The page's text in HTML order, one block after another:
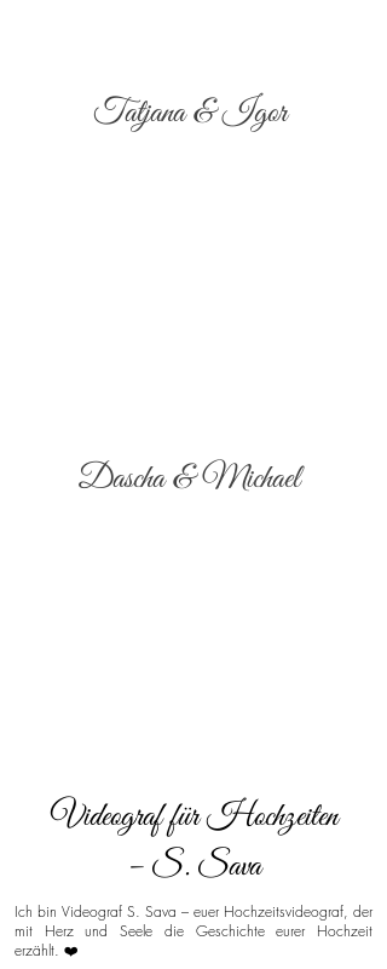
Tatjana & Igor
Dascha & Michael
Videograf für Hochzeiten
– S. Sava
Ich bin Videograf S. Sava – euer Hochzeitsvideograf, der
mit Herz und Seele die Geschichte eurer Hochzeit
erzählt. ❤️